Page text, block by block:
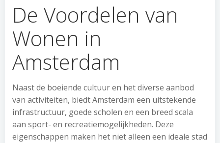
De Voordelen van
Wonen in
Amsterdam
Naast de boeiende cultuur en het diverse aanbod
van activiteiten, biedt Amsterdam een uitstekende
infrastructuur, goede scholen en een breed scala
aan sport- en recreatiemogelijkheden. Deze
eigenschappen maken het niet alleen een ideale stad